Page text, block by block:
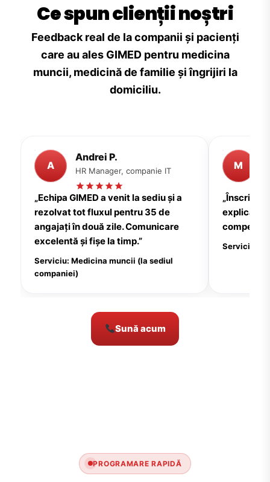
Ce spun clienții noștri
Feedback real de la companii și pacienți
care au ales GIMED pentru medicina
muncii, medicină de familie și îngrijiri la
domiciliu.
A
Andrei P.
HR Manager, companie IT
„Echipa GIMED a venit la sediu și a
rezolvat tot fluxul pentru 35 de
angajați în două zile. Comunicare
excelentă și fișe la timp.”
Serviciu: Medicina muncii (la sediul
companiei)
M
explicații
Serviciu:
Sună acum
PROGRAMARE RAPIDĂ